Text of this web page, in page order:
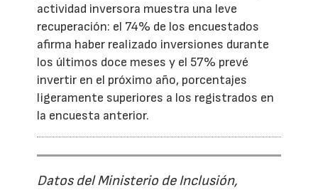
actividad inversora muestra una leve
recuperación: el 74% de los encuestados
afirma haber realizado inversiones durante
los últimos doce meses y el 57% prevé
invertir en el próximo año, porcentajes
ligeramente superiores a los registrados en
la encuesta anterior.
Datos del Ministerio de Inclusión,